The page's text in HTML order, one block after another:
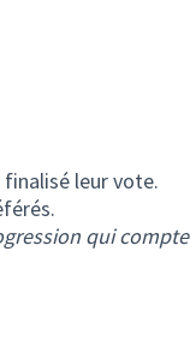
leur vote.
qui compte